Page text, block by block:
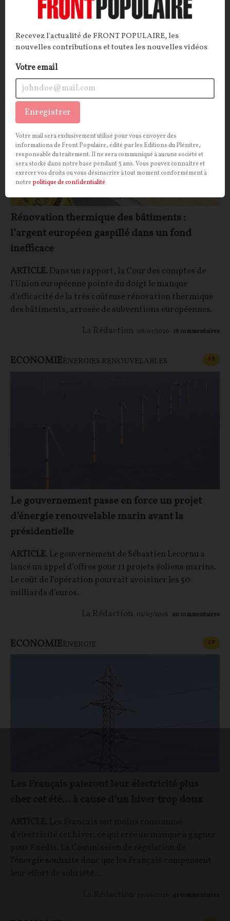
reçues vis-à-vis des énergies renouvelables (ENR).
La Rédaction
13/07/2026 14 commentaires
ECONOMIEPASSOIRES THERMIQUES FP
Rénovation thermique des bâtiments :
l’argent européen gaspillé dans un fond
inefficace
ARTICLE.Dans un rapport, la Cour des comptes de
l’Union européenne pointe du doigt le manque
d’efficacité de la très coûteuse rénovation thermique
des bâtiments, arrosée de subventions européennes.
La Rédaction 08/07/2026 18 commentaires
ECONOMIEÉNERGIES RENOUVELABLES FP
Le gouvernement passe en force un projet
d’énergie renouvelable marin avant la
présidentielle
ARTICLE. Le gouvernement de Sébastien Lecornu a
lancé un appel d’offres pour 11 projets éoliens marins.
Le coût de l’opération pourrait avoisiner les 50
milliards d’euros.
La Rédaction 02/07/2026 20 commentaires
ECONOMIEÉNERGIE FP
Recevez l'actualité de FRONT POPULAIRE, les
nouvelles contributions et toutes les nouvelles vidéos
Votre email
Enregistrer
Votre mail sera exclusivement utilisé pour vous envoyer des
informations de Front Populaire, édité par les Editions du Plénitre,
responsable du traitement. Il ne sera communiqué à aucune société et
sera stocké dans notre base pendant 3 ans. Vous pouvez connaître et
exercer vos droits ou vous désinscrire à tout moment conformément à
notre politique de confidentialité